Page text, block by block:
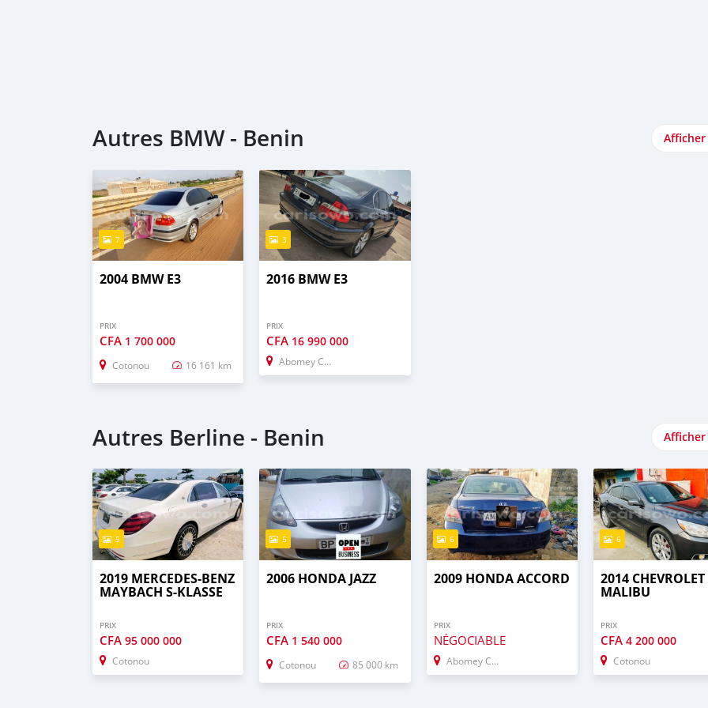
Autres BMW - Benin
7
2004 BMW E3
PRIX
CFA 1 700 000
Cotonou 16 161 km
3
2016 BMW E3
PRIX
CFA 16 990 000
Abomey Calavi
Autres Berline - Benin
5
2019 MERCEDES-BENZ
MAYBACH S-KLASSE
PRIX
CFA 95 000 000
Cotonou
5
2006 HONDA JAZZ
PRIX
CFA 1 540 000
Cotonou 85 000 km
6
2009 HONDA ACCORD
PRIX
NÉGOCIABLE
Abomey Calavi
6
2014 CHEVROLET
MALIBU
PRIX
CFA 4 200 000
Cotonou